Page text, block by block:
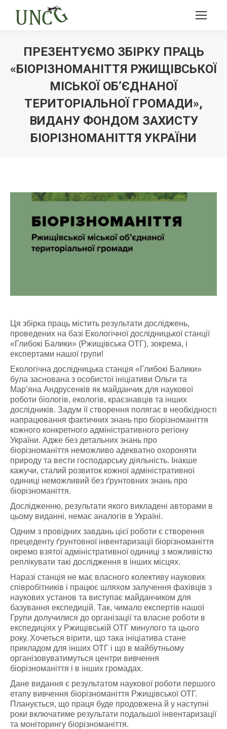
ПРЕЗЕНТУЄМО ЗБІРКУ ПРАЦЬ
«БІОРІЗНОМАНІТТЯ РЖИЩІВСЬКОЇ
МІСЬКОЇ ОБ’ЄДНАНОЇ
ТЕРИТОРІАЛЬНОЇ ГРОМАДИ»,
ВИДАНУ ФОНДОМ ЗАХИСТУ
БІОРІЗНОМАНІТТЯ УКРАЇНИ
Ця збірка праць містить результати досліджень,
проведених на базі Екологічної дослідницької станції
«Глибокі Балики» (Ржищівська ОТГ), зокрема, і
експертами нашої групи!
Екологічна дослідницька станція «Глибокі Балики»
була заснована з особистої ініціативи Ольги та
Мар’яна Андрусенків як майданчик для наукової
роботи біологів, екологів, краєзнавців та інших
дослідників. Задум її створення полягає в необхідності
напрацювання фактичних знань про біорізноманіття
кожного конкретного адміністративного регіону
України. Адже без детальних знань про
біорізноманіття неможливо адекватно охороняти
природу та вести господарську діяльність. Інакше
кажучи, сталий розвиток кожної адміністративної
одиниці неможливий без ґрунтовних знань про
біорізноманіття.
Дослідженню, результати якого викладені авторами в
цьому виданні, немає аналогів в Україні.
Одним з провідних завдань цієї роботи є створення
прецеденту ґрунтовної інвентаризації біорізноманіття
окремо взятої адміністративної одиниці з можливістю
реплікувати такі дослідження в інших місцях.
Наразі станція не має власного колективу наукових
співробітників і працює шляхом залучення фахівців з
наукових установ та виступає майданчиком для
базування експедицій. Так, чимало експертів нашої
Групи долучилися до організації та власне роботи в
експедиціях у Ржищівській ОТГ минулого та цього
року. Хочеться вірити, що така ініціатива стане
прикладом для інших ОТГ і що в майбутньому
організовуватимуться центри вивчення
біорізноманіття і в інших громадах.
Дане видання є результатом наукової роботи першого
етапу вивчення біорізноманіття Ржищівської ОТГ.
Планується, що праця буде продовжена й у наступні
роки включатиме результати подальшої інвентаризації
та моніторингу біорізноманіття.